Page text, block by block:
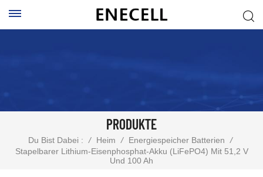
PRODUKTE
Du Bist Dabei : / Heim / Energiespeicher Batterien /
Stapelbarer Lithium-Eisenphosphat-Akku (LiFePO4) Mit 51,2 V
Und 100 Ah